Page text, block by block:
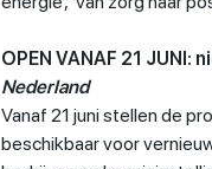
OPEN VANAF 21 JUNI:
Nederland
Vanaf 21 juni stellen de
beschikbaar voor